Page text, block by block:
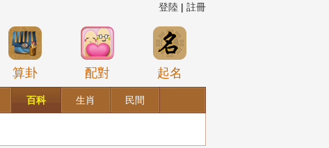
登陸 | 註冊
算卦 配對 起名
百科 生肖 民間